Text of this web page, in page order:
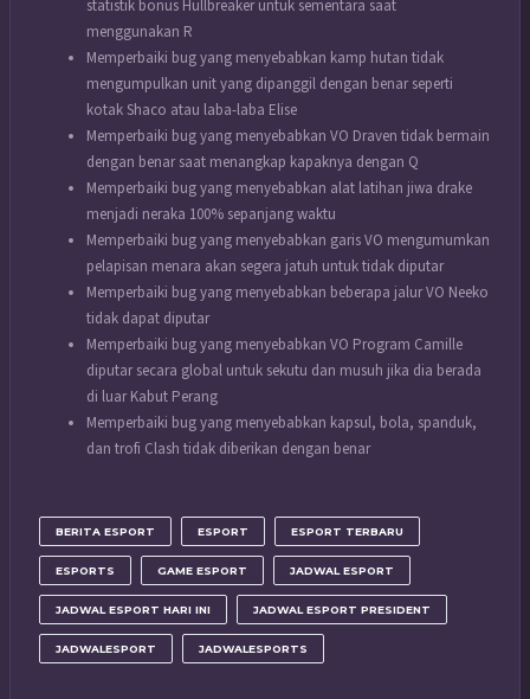
statistik bonus Hullbreaker untuk sementara saat
menggunakan R
Memperbaiki bug yang menyebabkan kamp hutan tidak
mengumpulkan unit yang dipanggil dengan benar seperti
kotak Shaco atau laba-laba Elise
Memperbaiki bug yang menyebabkan VO Draven tidak bermain
dengan benar saat menangkap kapaknya dengan Q
Memperbaiki bug yang menyebabkan alat latihan jiwa drake
menjadi neraka 100% sepanjang waktu
Memperbaiki bug yang menyebabkan garis VO mengumumkan
pelapisan menara akan segera jatuh untuk tidak diputar
Memperbaiki bug yang menyebabkan beberapa jalur VO Neeko
tidak dapat diputar
Memperbaiki bug yang menyebabkan VO Program Camille
diputar secara global untuk sekutu dan musuh jika dia berada
di luar Kabut Perang
Memperbaiki bug yang menyebabkan kapsul, bola, spanduk,
dan trofi Clash tidak diberikan dengan benar
BERITA ESPORT ESPORT ESPORT TERBARU
ESPORTS GAME ESPORT JADWAL ESPORT
JADWAL ESPORT HARI INI JADWAL ESPORT PRESIDENT
JADWALESPORT JADWALESPORTS